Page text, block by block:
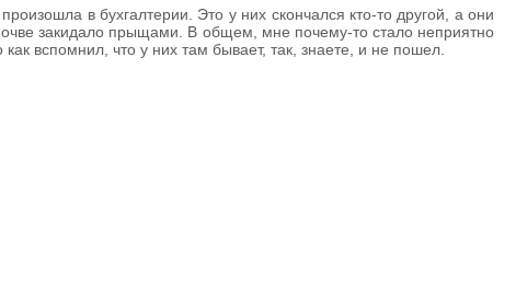
в бухгалтерии. Это у них скончался кто-то другой, а они
закидало прыщами. В общем, мне почему-то стало неприятно
вспомнил, что у них там бывает, так, знаете, и не пошел.